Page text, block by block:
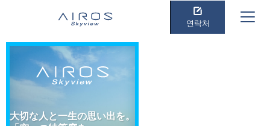
연락처
大切な人と一生の思い出を。